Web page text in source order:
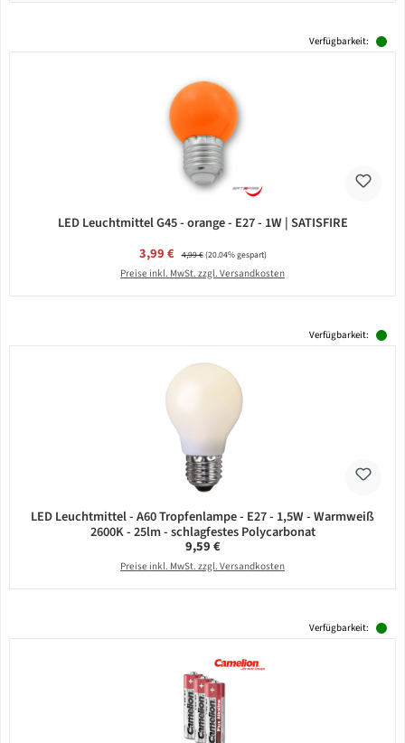
Verfügbarkeit:
LED Leuchtmittel G45 - orange - E27 - 1W | SATISFIRE
Verkaufspreis:
3,99 € Regulärer Preis:
4,99 €(20.04% gespart)
Preise inkl. MwSt. zzgl. Versandkosten
Verfügbarkeit:
LED Leuchtmittel - A60 Tropfenlampe - E27 - 1,5W - Warmweiß
2600K - 25lm - schlagfestes Polycarbonat
Regulärer Preis:
9,59 €
Preise inkl. MwSt. zzgl. Versandkosten
Verfügbarkeit: